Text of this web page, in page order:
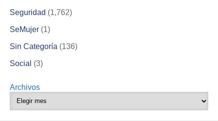
Seguridad (1,762)
SeMujer (1)
Sin Categoría (136)
Social (3)
Archivos